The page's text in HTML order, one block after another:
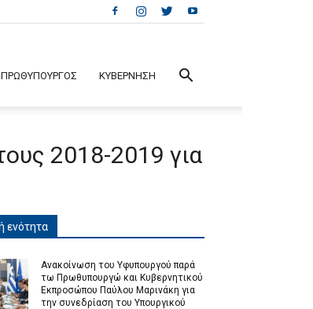
ΠΡΩΘΥΠΟΥΡΓΟΣ ΚΥΒΕΡΝΗΣΗ
2018-2019 για
ενότητα
Ανακοίνωση του Υφυπουργού παρά
τω Πρωθυπουργώ και Κυβερνητικού
Εκπροσώπου Παύλου Μαρινάκη για
την συνεδρίαση του Υπουργικού